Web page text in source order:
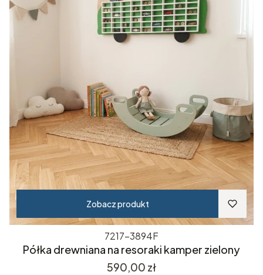
Zobacz produkt
7217-3894F
Półka drewniana na resoraki kamper zielony
Cena
590,00 zł